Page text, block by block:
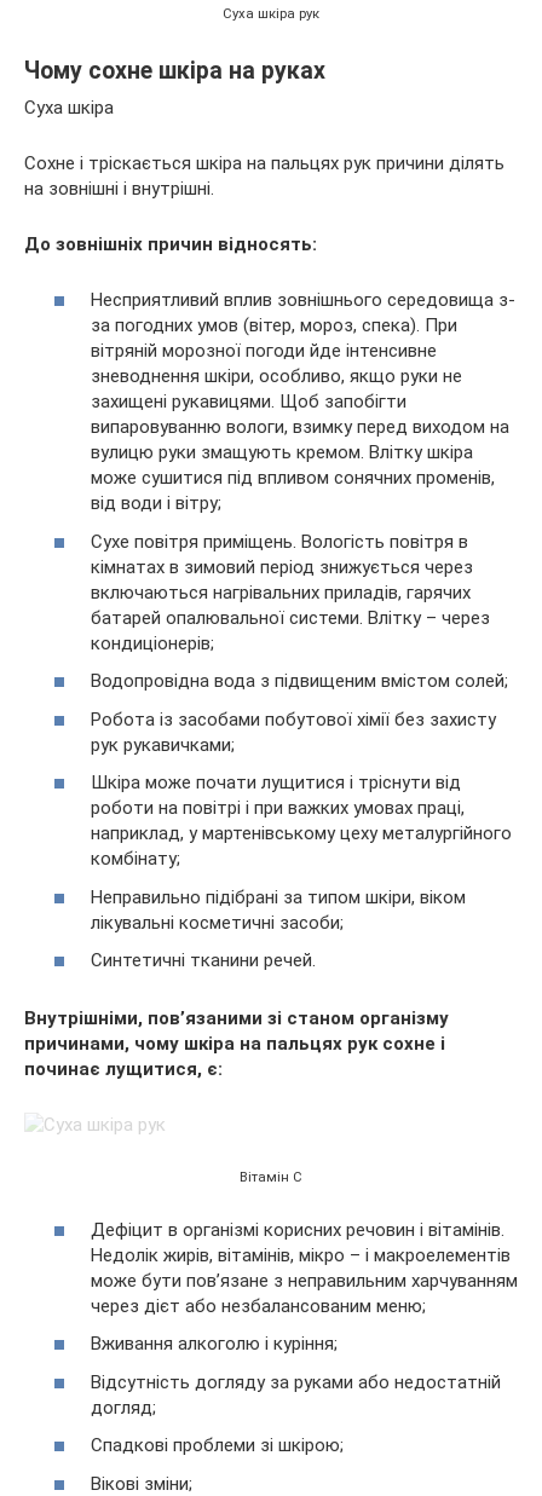
Суха шкіра рук
Чому сохне шкіра на руках
Суха шкіра
Сохне і тріскається шкіра на пальцях рук причини ділять
на зовнішні і внутрішні.
До зовнішніх причин відносять:
Несприятливий вплив зовнішнього середовища з-
за погодних умов (вітер, мороз, спека). При
вітряній морозної погоди йде інтенсивне
зневоднення шкіри, особливо, якщо руки не
захищені рукавицями. Щоб запобігти
випаровуванню вологи, взимку перед виходом на
вулицю руки змащують кремом. Влітку шкіра
може сушитися під впливом сонячних променів,
від води і вітру;
Сухе повітря приміщень. Вологість повітря в
кімнатах в зимовий період знижується через
включаються нагрівальних приладів, гарячих
батарей опалювальної системи. Влітку – через
кондиціонерів;
Водопровідна вода з підвищеним вмістом солей;
Робота із засобами побутової хімії без захисту
рук рукавичками;
Шкіра може почати лущитися і тріснути від
роботи на повітрі і при важких умовах праці,
наприклад, у мартенівському цеху металургійного
комбінату;
Неправильно підібрані за типом шкіри, віком
лікувальні косметичні засоби;
Синтетичні тканини речей.
Внутрішніми, пов’язаними зі станом організму
причинами, чому шкіра на пальцях рук сохне і
починає лущитися, є:
Вітамін C
Дефіцит в організмі корисних речовин і вітамінів.
Недолік жирів, вітамінів, мікро – і макроелементів
може бути пов’язане з неправильним харчуванням
через дієт або незбалансованим меню;
Вживання алкоголю і куріння;
Відсутність догляду за руками або недостатній
догляд;
Спадкові проблеми зі шкірою;
Вікові зміни;